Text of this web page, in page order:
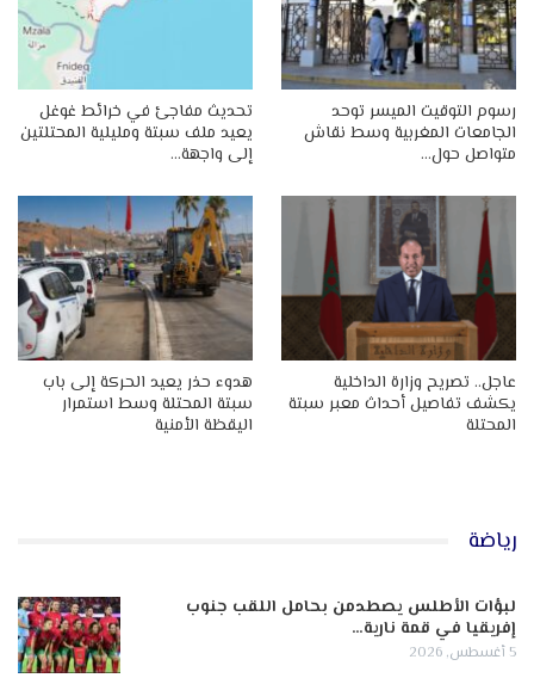
رسوم التوقيت الميسر توحد
الجامعات المغربية وسط نقاش
متواصل حول…
تحديث مفاجئ في خرائط غوغل
يعيد ملف سبتة ومليلية المحتلتين
إلى واجهة…
عاجل.. تصريح وزارة الداخلية
يكشف تفاصيل أحداث معبر سبتة
المحتلة
هدوء حذر يعيد الحركة إلى باب
سبتة المحتلة وسط استمرار
اليقظة الأمنية
رياضة
لبؤات الأطلس يصطدمن بحامل اللقب جنوب
إفريقيا في قمة نارية…
5 أغسطس, 2026